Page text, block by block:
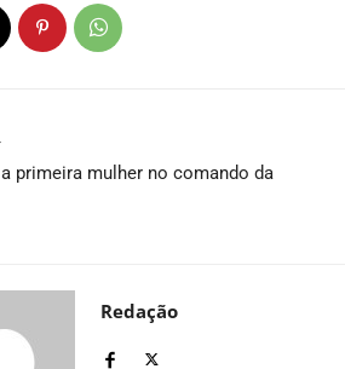
primeira mulher no comando da
Redação